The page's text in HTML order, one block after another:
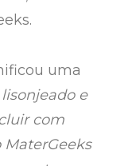
uma
lisonjeado e
com